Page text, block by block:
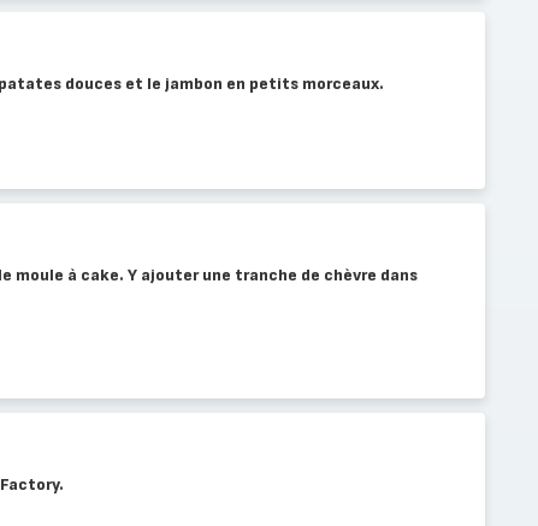
douces et le jambon en petits morceaux.
moule à cake. Y ajouter une tranche de chèvre dans